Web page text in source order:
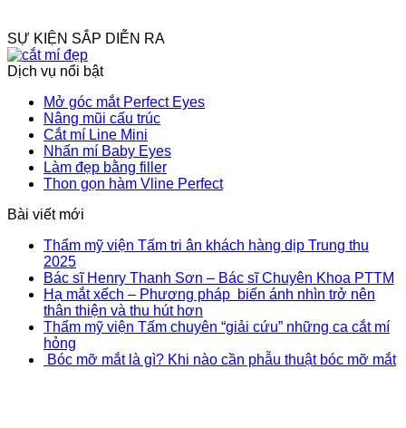
SỰ KIỆN SẮP DIỄN RA
Dịch vụ nổi bật
Mở góc mắt Perfect Eyes
Nâng mũi cấu trúc
Cắt mí Line Mini
Nhấn mí Baby Eyes
Làm đẹp bằng filler
Thon gọn hàm Vline Perfect
Bài viết mới
Thẩm mỹ viện Tấm tri ân khách hàng dịp Trung thu
2025
Bác sĩ Henry Thanh Sơn – Bác sĩ Chuyên Khoa PTTM
Hạ mắt xếch – Phương pháp biến ánh nhìn trở nên
thân thiện và thu hút hơn
Thẩm mỹ viện Tấm chuyên “giải cứu” những ca cắt mí
hỏng
Bóc mỡ mắt là gì? Khi nào cần phẫu thuật bóc mỡ mắt